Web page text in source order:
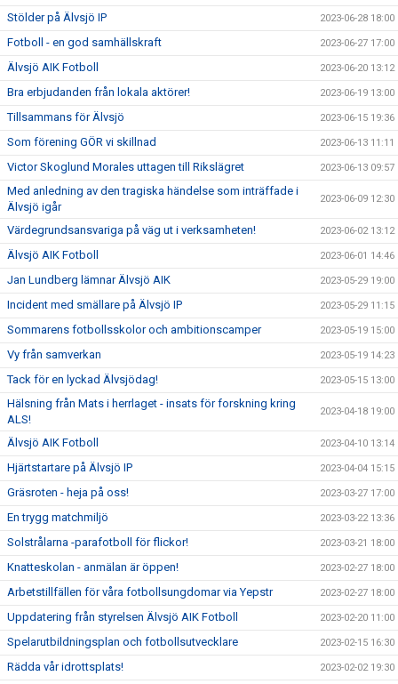
Stölder på Älvsjö IP 2023-06-28 18:00
Fotboll - en god samhällskraft 2023-06-27 17:00
Älvsjö AIK Fotboll 2023-06-20 13:12
Bra erbjudanden från lokala aktörer! 2023-06-19 13:00
Tillsammans för Älvsjö 2023-06-15 19:36
Som förening GÖR vi skillnad 2023-06-13 11:11
Victor Skoglund Morales uttagen till Rikslägret 2023-06-13 09:57
Med anledning av den tragiska händelse som inträffade i
Älvsjö igår
2023-06-09 12:30
Värdegrundsansvariga på väg ut i verksamheten! 2023-06-02 13:12
Älvsjö AIK Fotboll 2023-06-01 14:46
Jan Lundberg lämnar Älvsjö AIK 2023-05-29 19:00
Incident med smällare på Älvsjö IP 2023-05-29 11:15
Sommarens fotbollsskolor och ambitionscamper 2023-05-19 15:00
Vy från samverkan 2023-05-19 14:23
Tack för en lyckad Älvsjödag! 2023-05-15 13:00
Hälsning från Mats i herrlaget - insats för forskning kring
ALS!
2023-04-18 19:00
Älvsjö AIK Fotboll 2023-04-10 13:14
Hjärtstartare på Älvsjö IP 2023-04-04 15:15
Gräsroten - heja på oss! 2023-03-27 17:00
En trygg matchmiljö 2023-03-22 13:36
Solstrålarna -parafotboll för flickor! 2023-03-21 18:00
Knatteskolan - anmälan är öppen! 2023-02-27 18:00
Arbetstillfällen för våra fotbollsungdomar via Yepstr 2023-02-27 18:00
Uppdatering från styrelsen Älvsjö AIK Fotboll 2023-02-20 11:00
Spelarutbildningsplan och fotbollsutvecklare 2023-02-15 16:30
Rädda vår idrottsplats! 2023-02-02 19:30